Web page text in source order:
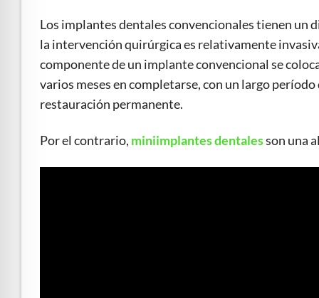
Los implantes dentales convencionales tienen un
la intervención quirúrgica es relativamente
componente de un implante convencional se
varios meses en completarse, con un largo
restauración permanente.
Por el contrario, miniimplantes dentalesson una